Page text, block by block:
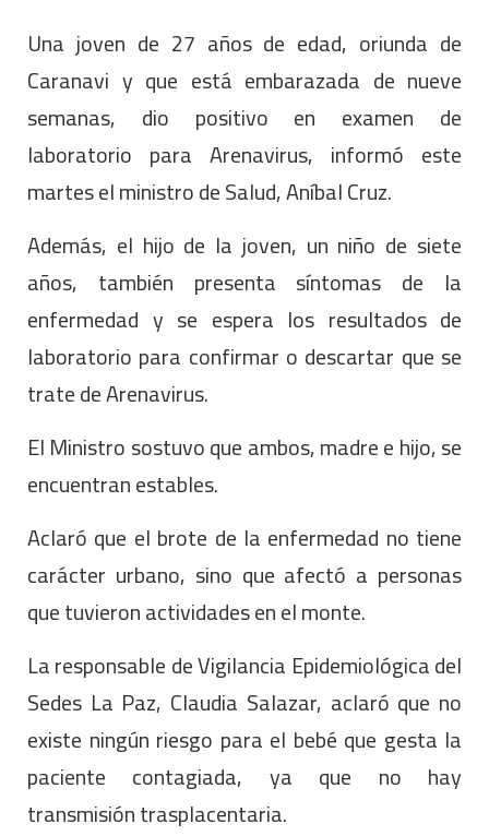
Una joven de 27 años de edad, oriunda de
Caranavi y que está embarazada de nueve
semanas, dio positivo en examen de
laboratorio para Arenavirus, informó este
martes el ministro de Salud, Aníbal Cruz.
Además, el hijo de la joven, un niño de siete
años, también presenta síntomas de la
enfermedad y se espera los resultados de
laboratorio para confirmar o descartar que se
trate de Arenavirus.
El Ministro sostuvo que ambos, madre e hijo, se
encuentran estables.
Aclaró que el brote de la enfermedad no tiene
carácter urbano, sino que afectó a personas
que tuvieron actividades en el monte.
La responsable de Vigilancia Epidemiológica del
Sedes La Paz, Claudia Salazar, aclaró que no
existe ningún riesgo para el bebé que gesta la
paciente contagiada, ya que no hay
transmisión trasplacentaria.